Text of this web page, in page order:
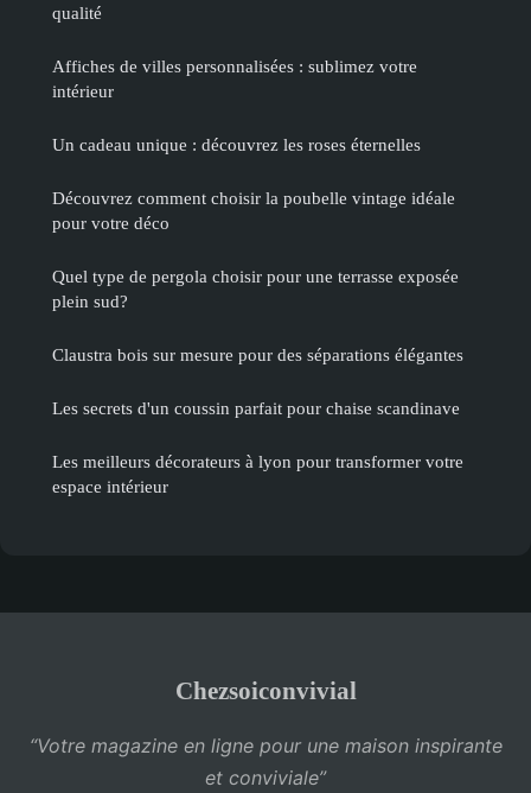
qualité
Affiches de villes personnalisées : sublimez votre
intérieur
Un cadeau unique : découvrez les roses éternelles
Découvrez comment choisir la poubelle vintage idéale
pour votre déco
Quel type de pergola choisir pour une terrasse exposée
plein sud?
Claustra bois sur mesure pour des séparations élégantes
Les secrets d'un coussin parfait pour chaise scandinave
Les meilleurs décorateurs à lyon pour transformer votre
espace intérieur
Chezsoiconvivial
“Votre magazine en ligne pour une maison inspirante
et conviviale”